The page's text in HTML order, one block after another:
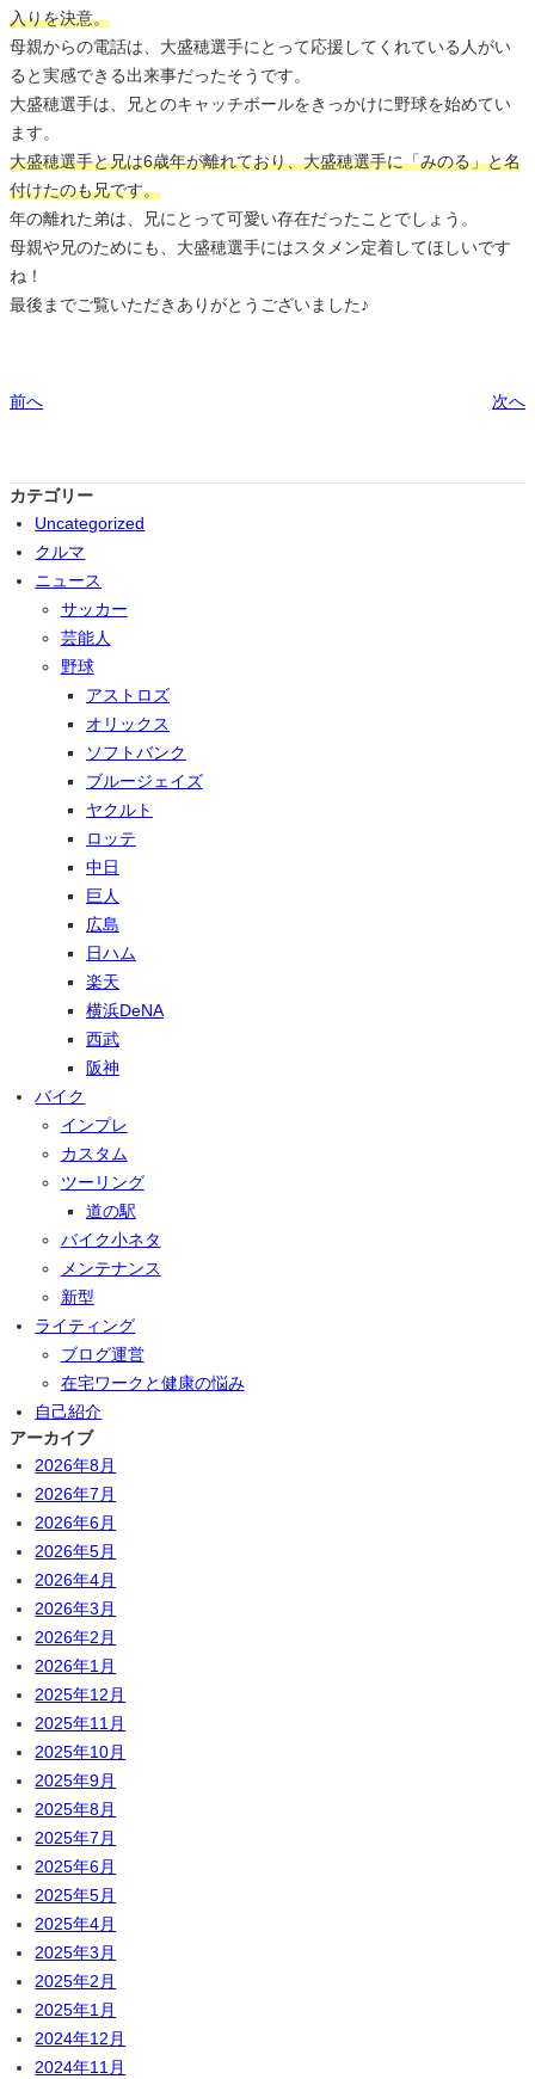
入りを決意。
母親からの電話は、大盛穂選手にとって応援してくれている人がい
ると実感できる出来事だったそうです。
大盛穂選手は、兄とのキャッチボールをきっかけに野球を始めてい
ます。
大盛穂選手と兄は6歳年が離れており、大盛穂選手に「みのる」と名
付けたのも兄です。
年の離れた弟は、兄にとって可愛い存在だったことでしょう。
母親や兄のためにも、大盛穂選手にはスタメン定着してほしいです
ね！
最後までご覧いただきありがとうございました♪
前へ 次へ
カテゴリー
Uncategorized
クルマ
ニュース
サッカー
芸能人
野球
アストロズ
オリックス
ソフトバンク
ブルージェイズ
ヤクルト
ロッテ
中日
巨人
広島
日ハム
楽天
横浜DeNA
西武
阪神
バイク
インプレ
カスタム
ツーリング
道の駅
バイク小ネタ
メンテナンス
新型
ライティング
ブログ運営
在宅ワークと健康の悩み
自己紹介
アーカイブ
2026年8月
2026年7月
2026年6月
2026年5月
2026年4月
2026年3月
2026年2月
2026年1月
2025年12月
2025年11月
2025年10月
2025年9月
2025年8月
2025年7月
2025年6月
2025年5月
2025年4月
2025年3月
2025年2月
2025年1月
2024年12月
2024年11月